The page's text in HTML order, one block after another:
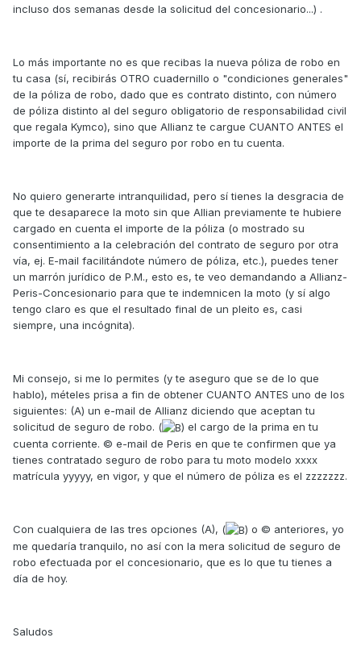
incluso dos semanas desde la solicitud del concesionario...) .
Lo más importante no es que recibas la nueva póliza de robo en
tu casa (sí, recibirás OTRO cuadernillo o "condiciones generales"
de la póliza de robo, dado que es contrato distinto, con número
de póliza distinto al del seguro obligatorio de responsabilidad civil
que regala Kymco), sino que Allianz te cargue CUANTO ANTES el
importe de la prima del seguro por robo en tu cuenta.
No quiero generarte intranquilidad, pero sí tienes la desgracia de
que te desaparece la moto sin que Allian previamente te hubiere
cargado en cuenta el importe de la póliza (o mostrado su
consentimiento a la celebración del contrato de seguro por otra
vía, ej. E-mail facilitándote número de póliza, etc.), puedes tener
un marrón jurídico de P.M., esto es, te veo demandando a Allianz-
Peris-Concesionario para que te indemnicen la moto (y sí algo
tengo claro es que el resultado final de un pleito es, casi
siempre, una incógnita).
Mi consejo, si me lo permites (y te aseguro que se de lo que
hablo), mételes prisa a fin de obtener CUANTO ANTES uno de los
siguientes: (A) un e-mail de Allianz diciendo que aceptan tu
solicitud de seguro de robo. (
el cargo de la prima en tu
cuenta corriente. © e-mail de Peris en que te confirmen que ya
tienes contratado seguro de robo para tu moto modelo xxxx
matrícula yyyyy, en vigor, y que el número de póliza es el zzzzzzz.
Con cualquiera de las tres opciones (A), (
o © anteriores, yo
me quedaría tranquilo, no así con la mera solicitud de seguro de
robo efectuada por el concesionario, que es lo que tu tienes a
día de hoy.
Saludos